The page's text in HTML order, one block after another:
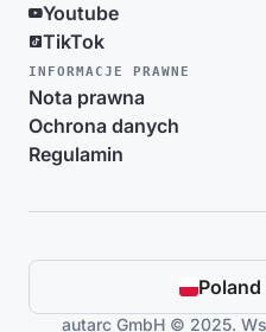
Youtube
TikTok
INFORMACJE PRAWNE
Nota prawna
Ochrona danych
Regulamin
Poland
autarc GmbH © 2025.